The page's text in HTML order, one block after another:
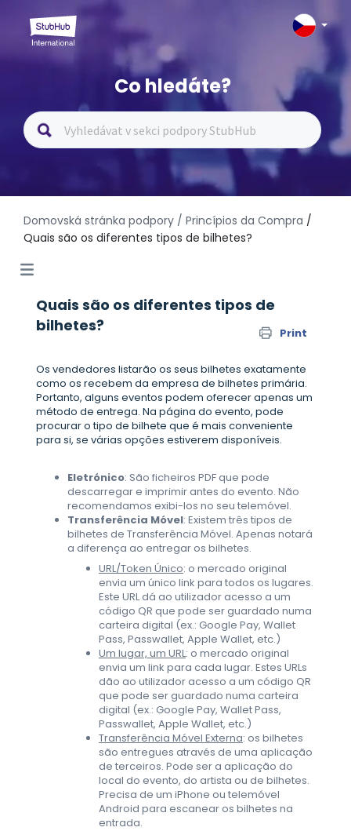
Co hledáte?
Domovská stránka podpory / Princípios da Compra /
Quais são os diferentes tipos de bilhetes?
Quais são os diferentes tipos de
bilhetes?
Print
Os vendedores listarão os seus bilhetes exatamente
como os recebem da empresa de bilhetes primária.
Portanto, alguns eventos podem oferecer apenas um
método de entrega. Na página do evento, pode
procurar o tipo de bilhete que é mais conveniente
para si, se várias opções estiverem disponíveis.
Eletrónico: São ficheiros PDF que pode
descarregar e imprimir antes do evento. Não
recomendamos exibi-los no seu telemóvel.
Transferência Móvel: Existem três tipos de
bilhetes de Transferência Móvel. Apenas notará
a diferença ao entregar os bilhetes.
URL/Token Único: o mercado original
envia um único link para todos os lugares.
Este URL dá ao utilizador acesso a um
código QR que pode ser guardado numa
carteira digital (ex.: Google Pay, Wallet
Pass, Passwallet, Apple Wallet, etc.)
Um lugar, um URL: o mercado original
envia um link para cada lugar. Estes URLs
dão ao utilizador acesso a um código QR
que pode ser guardado numa carteira
digital (ex.: Google Pay, Wallet Pass,
Passwallet, Apple Wallet, etc.)
Transferência Móvel Externa: os bilhetes
são entregues através de uma aplicação
de terceiros. Pode ser a aplicação do
local do evento, do artista ou de bilhetes.
Precisa de um iPhone ou telemóvel
Android para escanear os bilhetes na
entrada.